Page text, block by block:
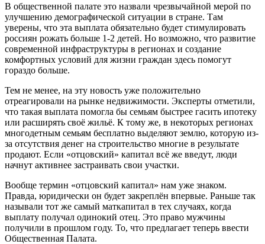
В общественной палате это назвали чрезвычайной мерой по
улучшению демографической ситуации в стране. Там
уверены, что эта выплата обязательно будет стимулировать
россиян рожать больше 1-2 детей. Но возможно, что развитие
современной инфраструктуры в регионах и создание
комфортных условий для жизни граждан здесь помогут
гораздо больше.
Тем не менее, на эту новость уже положительно
отреагировали на рынке недвижимости. Эксперты отметили,
что такая выплата помогла бы семьям быстрее гасить ипотеку
или расширять своё жильё. К тому же, в некоторых регионах
многодетным семьям бесплатно выделяют землю, которую из-
за отсутствия денег на строительство многие в результате
продают. Если «отцовский» капитал всё же введут, люди
начнут активнее застраивать свои участки.
Вообще термин «отцовский капитал» нам уже знаком.
Правда, юридически он будет закреплён впервые. Раньше так
называли тот же самый маткапитал в тех случаях, когда
выплату получал одинокий отец. Это право мужчины
получили в прошлом году. То, что предлагает теперь ввести
Общественная Палата.